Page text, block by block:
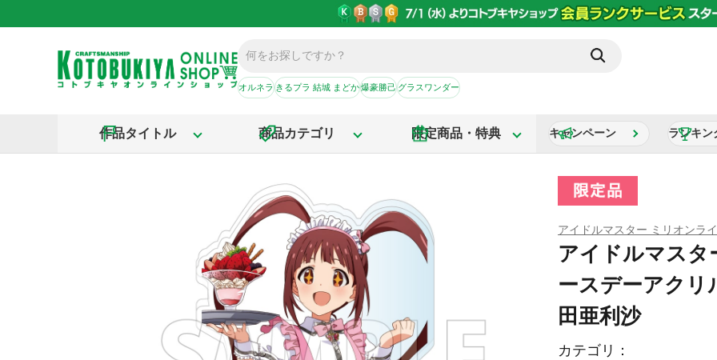
オルネラきるプラ 結城 まどか爆豪勝己グラスワンダー
作品タイトル 商品カテゴリ 限定商品・特典 キャンペーン ランキン
アイドルマスター ミリオンラ
アイドルマスタ
ースデーアクリ
田亜利沙
カテゴリ：